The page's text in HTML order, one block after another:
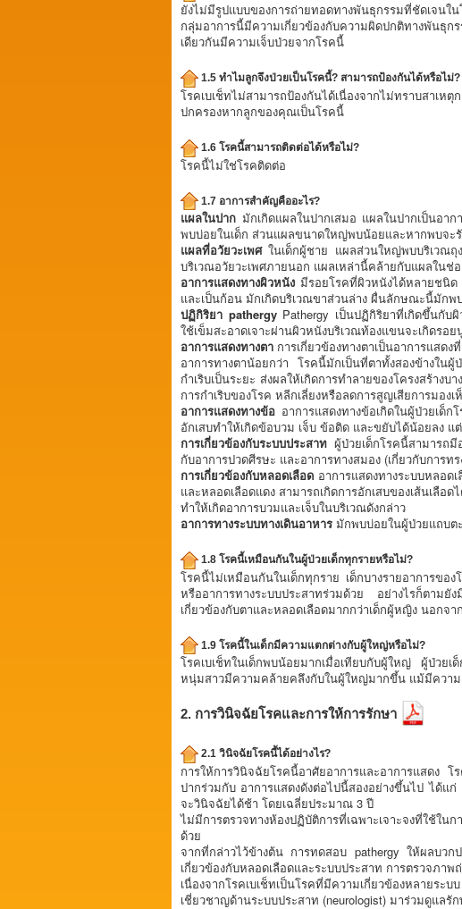
ยังไม่มีรูปแบบของการถ่ายทอดทางพันธุกรรมที่ชัดเจนใ
กลุ่มอาการนี้มีความเกี่ยวข้องกับความผิดปกติทางพันธุก
เดียวกันมีความเจ็บป่วยจากโรคนี้
1.5 ทำไมลูกจึงป่วยเป็นโรคนี้? สามารถป้องกันได้หรือไม่?
โรคเบเช็ทไม่สามารถป้องกันได้เนื่องจากไม่ทราบสา
ปกครองหากลูกของคุณเป็นโรคนี้
1.6 โรคนี้สามารถติดต่อได้หรือไม่?
โรคนี้ไม่ใช่โรคติดต่อ
1.7 อาการสำคัญคืออะไร?
แผลในปาก มักเกิดแผลในปากเสมอ แผลในปากเป็นอา
พบบ่อยในเด็ก ส่วนแผลขนาดใหญ่พบน้อยและหากพบจะ
แผลที่อวัยวะเพศในเด็กผู้ชาย แผลส่วนใหญ่พบบริเวณ
บริเวณอวัยวะเพศภายนอก แผลเหล่านี้คล้ายกับแผลในช่
อาการแสดงทางผิวหนังมีรอยโรคที่ผิวหนังได้หลายชนิด
และเป็นก้อน มักเกิดบริเวณขาส่วนล่าง ผื่นลักษณะนี้มักพ
ปฏิกิริยา pathergy Pathergy เป็นปฏิกิริยาที่เกิดขึ้นกับ
ใช้เข็มสะอาดเจาะผ่านผิวหนังบริเวณท้องแขนจะเกิดร
อาการแสดงทางตา การเกี่ยวข้องทางตาเป็นอาการแส
อาการทางตาน้อยกว่า โรคนี้มักเป็นที่ตาทั้งสองข้างใน
กำเริบเป็นระยะ ส่งผลให้เกิดการทำลายของโครงสร้าง
การกำเริบของโรค หลีกเลี่ยงหรือลดการสูญเสียการมอง
อาการแสดงทางข้อ อาการแสดงทางข้อเกิดในผู้ป่วยเ
อักเสบทำให้เกิดข้อบวม เจ็บ ข้อติด และขยับได้น้อยลง
การเกี่ยวข้องกับระบบประสาท ผู้ป่วยเด็กโรคนี้สามารถ
กับอาการปวดศีรษะ และอาการทางสมอง (เกี่ยวกับการ
การเกี่ยวข้องกับหลอดเลือด อาการแสดงทางระบบหลอด
และหลอดเลือดแดง สามารถเกิดการอักเสบของเส้นเลื
ทำให้เกิดอาการบวมและเจ็บในบริเวณดังกล่าว
อาการทางระบบทางเดินอาหาร มักพบบ่อยในผู้ป่วยแถบต
1.8 โรคนี้เหมือนกันในผู้ป่วยเด็กทุกรายหรือไม่?
โรคนี้ไม่เหมือนกันในเด็กทุกราย เด็กบางรายอาการข
หรืออาการทางระบบประสาทร่วมด้วย อย่างไรก็ตามยั
เกี่ยวข้องกับตาและหลอดเลือดมากกว่าเด็กผู้หญิง นอก
1.9 โรคนี้ในเด็กมีความแตกต่างกับผู้ใหญ่หรือไม่?
โรคเบเช็ทในเด็กพบน้อยมากเมื่อเทียบกับผู้ใหญ่ ผู้ป่วย
หนุ่มสาวมีความคล้ายคลึงกับในผู้ใหญ่มากขึ้น แม้มีความ
2. การวินิจฉัยโรคและการให้การรักษา
2.1 วินิจฉัยโรคนี้ได้อย่างไร?
การให้การวินิจฉัยโรคนี้อาศัยอาการและอาการแสดง
ปากร่วมกับ อาการแสดงดังต่อไปนี้สองอย่างขึ้นไป ได้แ
จะวินิจฉัยได้ช้า โดยเฉลี่ยประมาณ 3 ปี
ไม่มีการตรวจทางห้องปฏิบัติการที่เฉพาะเจาะจงที่ใช้ใน
ด้วย
จากที่กล่าวไว้ข้างต้น การทดสอบ pathergy ให้ผลบวก
เกี่ยวข้องกับหลอดเลือดและระบบประสาท การตรวจภา
เนื่องจากโรคเบเช็ทเป็นโรคที่มีความเกี่ยวข้องหลาย
เชี่ยวชาญด้านระบบประสาท (neurologist) มาร่วมดูแลรั